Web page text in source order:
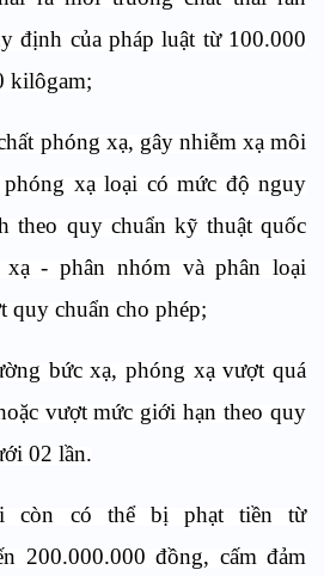
định của pháp luật từ 100.000
kilôgam;
phóng xạ, gây nhiễm xạ môi
xạ loại có mức độ nguy
theo quy chuẩn kỹ thuật quốc
- phân nhóm và phân loại
quy chuẩn cho phép;
bức xạ, phóng xạ vượt quá
vượt mức giới hạn theo quy
02 lần.
còn có thể bị phạt tiền từ
200.000.000 đồng, cấm đảm